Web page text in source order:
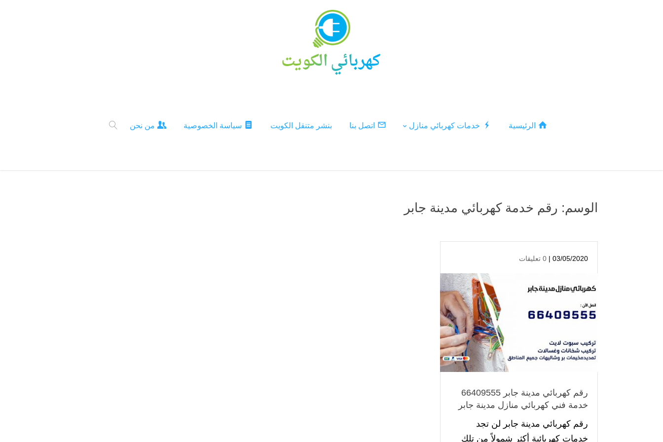
الرئيسية خدمات كهربائي منازل اتصل بنا بنشر متنقل الكويت سياسة الخصوصية من نحن
الوسم: رقم خدمة كهربائي مدينة جابر
03/05/2020 | 0 تعليقات
رقم كهربائي مدينة جابر 66409555
خدمة فني كهربائي منازل مدينة جابر
رقم كهربائي مدينة جابر لن تجد
خدمات كهربائية أكثر شمولاً من تلك